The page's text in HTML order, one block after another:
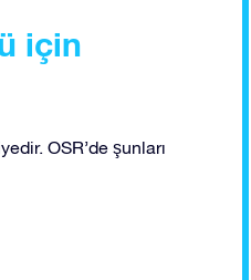
için
OSR’de şunları